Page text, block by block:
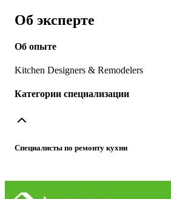
Об эксперте
Об опыте
Kitchen Designers & Remodelers
Категории специализации
Специалисты по ремонту кухни